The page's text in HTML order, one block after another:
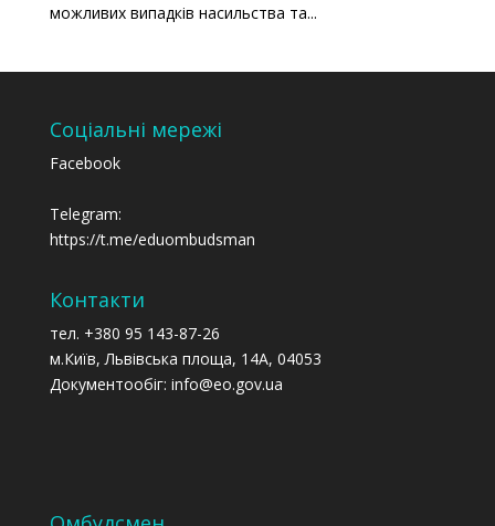
можливих випадків насильства та...
Соціальні мережі
Facebook
Telegram:
https://t.me/eduombudsman
Контакти
тел. +380 95 143-87-26
м.Київ, Львівська площа, 14А, 04053
Документообіг: info@eo.gov.ua